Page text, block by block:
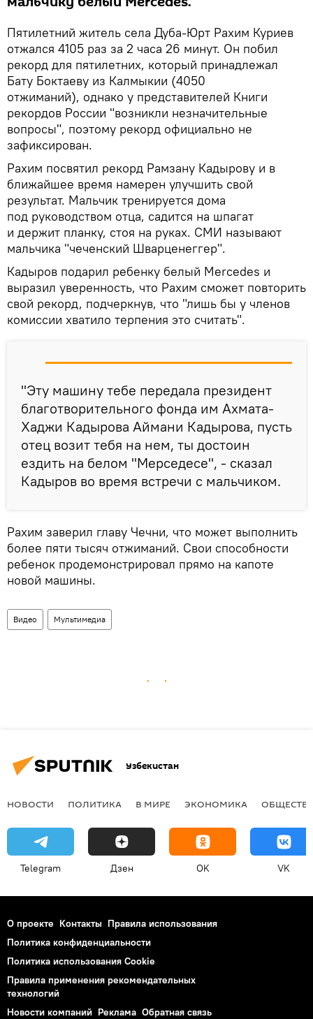
Пятилетний житель села Дуба-Юрт Рахим Куриев
отжался 4105 раз за 2 часа 26 минут. Он побил
рекорд для пятилетних, который принадлежал
Бату Боктаеву из Калмыкии (4050
отжиманий), однако у представителей Книги
рекордов России "возникли незначительные
вопросы", поэтому рекорд официально не
зафиксирован.
Рахим посвятил рекорд Рамзану Кадырову и в
ближайшее время намерен улучшить свой
результат. Мальчик тренируется дома
под руководством отца, садится на шпагат
и держит планку, стоя на руках. СМИ называют
мальчика "чеченский Шварценеггер".
Кадыров подарил ребенку белый Mercedes и
выразил уверенность, что Рахим сможет повторить
свой рекорд, подчеркнув, что "лишь бы у членов
комиссии хватило терпения это считать".
"Эту машину тебе передала президент
благотворительного фонда им Ахмата-
Хаджи Кадырова Аймани Кадырова, пусть
отец возит тебя на нем, ты достоин
ездить на белом "Мерседесе", - сказал
Кадыров во время встречи с мальчиком.
Рахим заверил главу Чечни, что может выполнить
более пяти тысяч отжиманий. Свои способности
ребенок продемонстрировал прямо на капоте
новой машины.
Видео Мультимедиа
Узбекистан
НОВОСТИ ПОЛИТИКА В МИРЕ ЭКОНОМИКА
Telegram Дзен OK VK
О проекте Контакты Правила использования
Политика конфиденциальности
Политика использования Cookie
Правила применения рекомендательных
технологий
Новости компаний Реклама Обратная связь